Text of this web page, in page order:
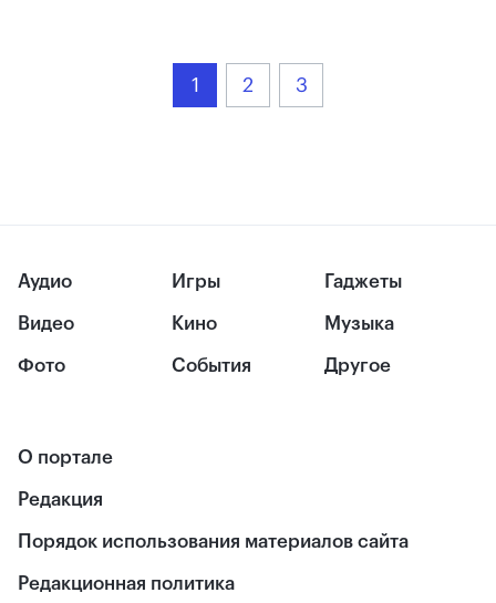
1 2 3
Аудио
Видео
Фото
Игры
Кино
События
Гаджеты
Музыка
Другое
О портале
Редакция
Порядок использования материалов сайта
Редакционная политика